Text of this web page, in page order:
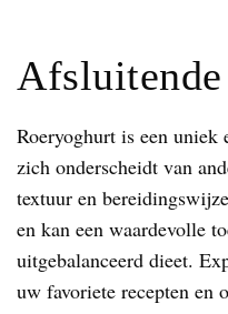
Afsluitende
Roeryoghurt is een
zich onderscheidt van
textuur en
en kan een waardevolle
uitgebalanceerd dieet.
uw favoriete recepten en